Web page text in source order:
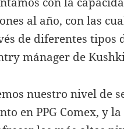
al año, con las
de diferentes tipos
mánager de
nuestro nivel de
en PPG Comex, y